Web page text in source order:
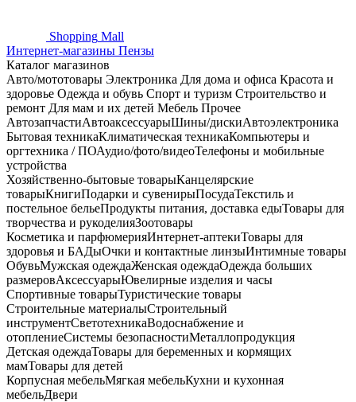
Shopping Mall
Интернет-магазины Пензы
Каталог магазинов
Авто/мототовары Электроника Для дома и офиса Красота и
здоровье Одежда и обувь Спорт и туризм Строительство и
ремонт Для мам и их детей Мебель Прочее
АвтозапчастиАвтоаксессуарыШины/дискиАвтоэлектроника
Бытовая техникаКлиматическая техникаКомпьютеры и
оргтехника / ПОАудио/фото/видеоТелефоны и мобильные
устройства
Хозяйственно-бытовые товарыКанцелярские
товарыКнигиПодарки и сувенирыПосудаТекстиль и
постельное бельеПродукты питания, доставка едыТовары для
творчества и рукоделияЗоотовары
Косметика и парфюмерияИнтернет-аптекиТовары для
здоровья и БАДыОчки и контактные линзыИнтимные товары
ОбувьМужская одеждаЖенская одеждаОдежда больших
размеровАксессуарыЮвелирные изделия и часы
Спортивные товарыТуристические товары
Строительные материалыСтроительный
инструментСветотехникаВодоснабжение и
отоплениеСистемы безопасностиМеталлопродукция
Детская одеждаТовары для беременных и кормящих
мамТовары для детей
Корпусная мебельМягкая мебельКухни и кухонная
мебельДвери